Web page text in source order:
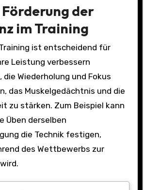
der
im Training
ist entscheidend für
Leistung verbessern
die Wiederholung und Fokus
das Muskelgedächtnis und die
zu stärken. Zum Beispiel kann
Üben derselben
die Technik festigen,
des Wettbewerbs zur
sind der “Ein-Hand-